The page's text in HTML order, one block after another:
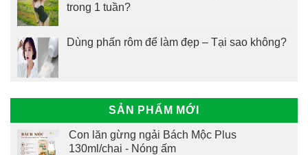
trong 1 tuần?
Dùng phấn rôm để làm đẹp – Tại sao không?
SẢN PHẨM MỚI
Con lăn gừng ngải Bách Mộc Plus
130ml/chai - Nóng ấm